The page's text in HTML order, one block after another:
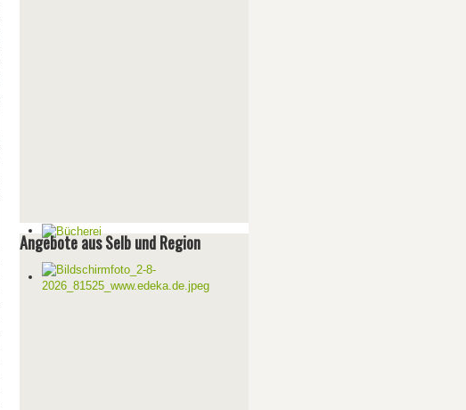
Angebote aus Selb und Region